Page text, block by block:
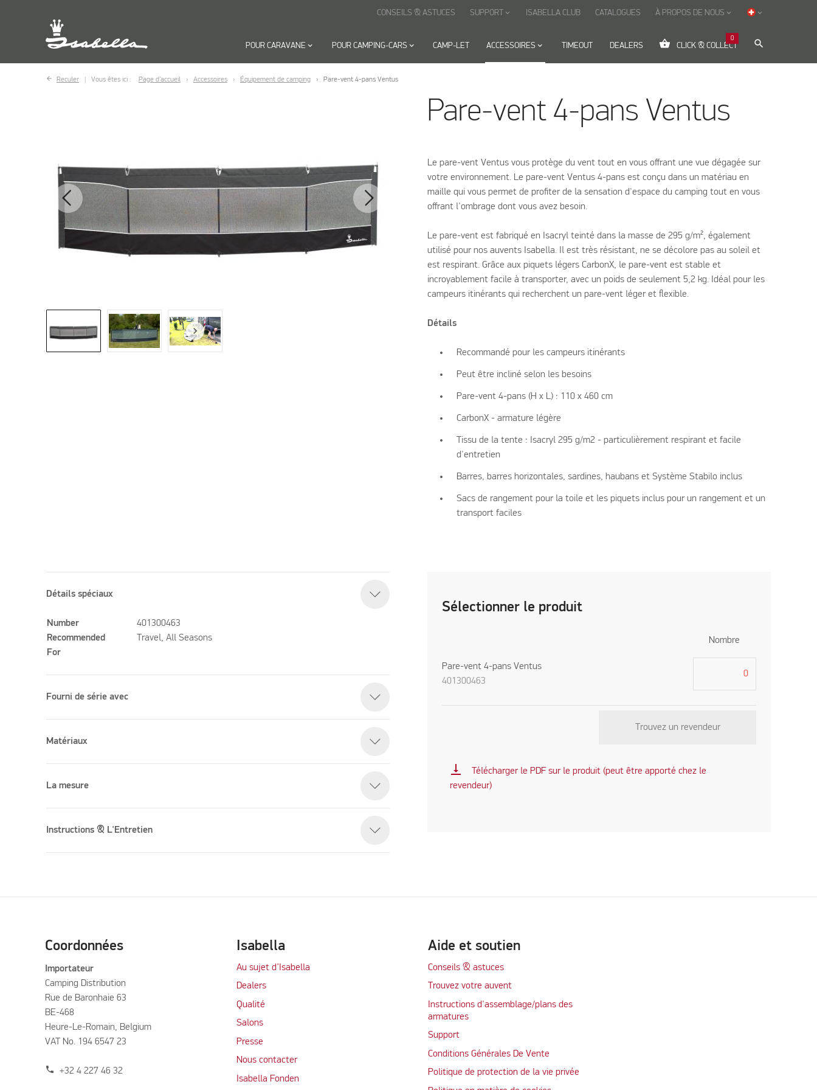
POUR CARAVANE keyboard_arrow_down POUR CAMPING-CARSkeyboard_arrow_down CAMP-LET ACCESSOIRES keyboard_arrow_down TIMEOUT DEALERS shopping_basket CLICK & COLLECT
0
search
CONSEILS & ASTUCES SUPPORT keyboard_arrow_down ISABELLA CLUB CATALOGUES À PROPOS DE NOUS keyboard_arrow_down keyboard_arrow_down
Reculer Vous êtes ici : Page d’accueil Accessoires Équipement de camping Pare-vent 4-pans Ventus
Pare-vent 4-pans Ventus
Le pare-vent Ventus vous protège du vent tout en vous offrant une vue dégagée sur
votre environnement. Le pare-vent Ventus 4-pans est conçu dans un matériau en
maille qui vous permet de profiter de la sensation d'espace du camping tout en vous
offrant l'ombrage dont vous avez besoin.
Le pare-vent est fabriqué en Isacryl teinté dans la masse de 295 g/m², également
utilisé pour nos auvents Isabella. Il est très résistant, ne se décolore pas au soleil et
est respirant. Grâce aux piquets légers CarbonX, le pare-vent est stable et
incroyablement facile à transporter, avec un poids de seulement 5,2 kg. Idéal pour les
campeurs itinérants qui recherchent un pare-vent léger et flexible.
Détails
Recommandé pour les campeurs itinérants
Peut être incliné selon les besoins
Pare-vent 4-pans (H x L) : 110 x 460 cm
CarbonX - armature légère
Tissu de la tente : Isacryl 295 g/m2 - particulièrement respirant et facile
d'entretien
Barres, barres horizontales, sardines, haubans et Système Stabilo inclus
Sacs de rangement pour la toile et les piquets inclus pour un rangement et un
transport faciles
Sélectionner le produit
Nombre
Pare-vent 4-pans Ventus
401300463
Trouvez un revendeur
vertical_align_bottom
Télécharger le PDF sur le produit (peut être apporté chez le
revendeur)
Détails spéciaux
Number
401300463
Recommended
For
Travel, All Seasons
Fourni de série avec
Matériaux
La mesure
Instructions & L'Entretien
Coordonnées
Importateur
Camping Distribution
Rue de Baronhaie 63
BE-468
Heure-Le-Romain, Belgium
VAT No. 194 6547 23
phone +32 4 227 46 32
Isabella
Au sujet d’Isabella
Dealers
Qualité
Salons
Presse
Nous contacter
Isabella Fonden
Aide et soutien
Conseils & astuces
Trouvez votre auvent
Instructions d'assemblage/plans des
armatures
Support
Conditions Générales De Vente
Politique de protection de la vie privée